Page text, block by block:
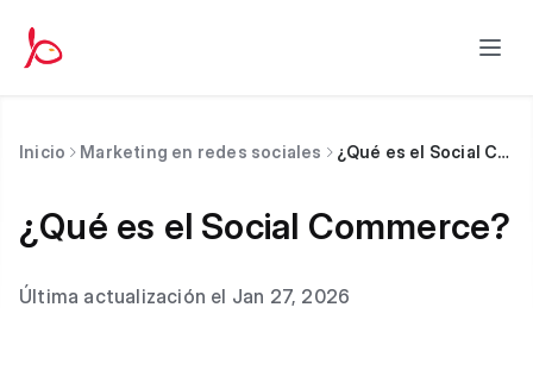
Inicio Marketing en redes sociales ¿Qué es el Social Commerce?
¿Qué es el Social Commerce?
Última actualización el Jan 27, 2026